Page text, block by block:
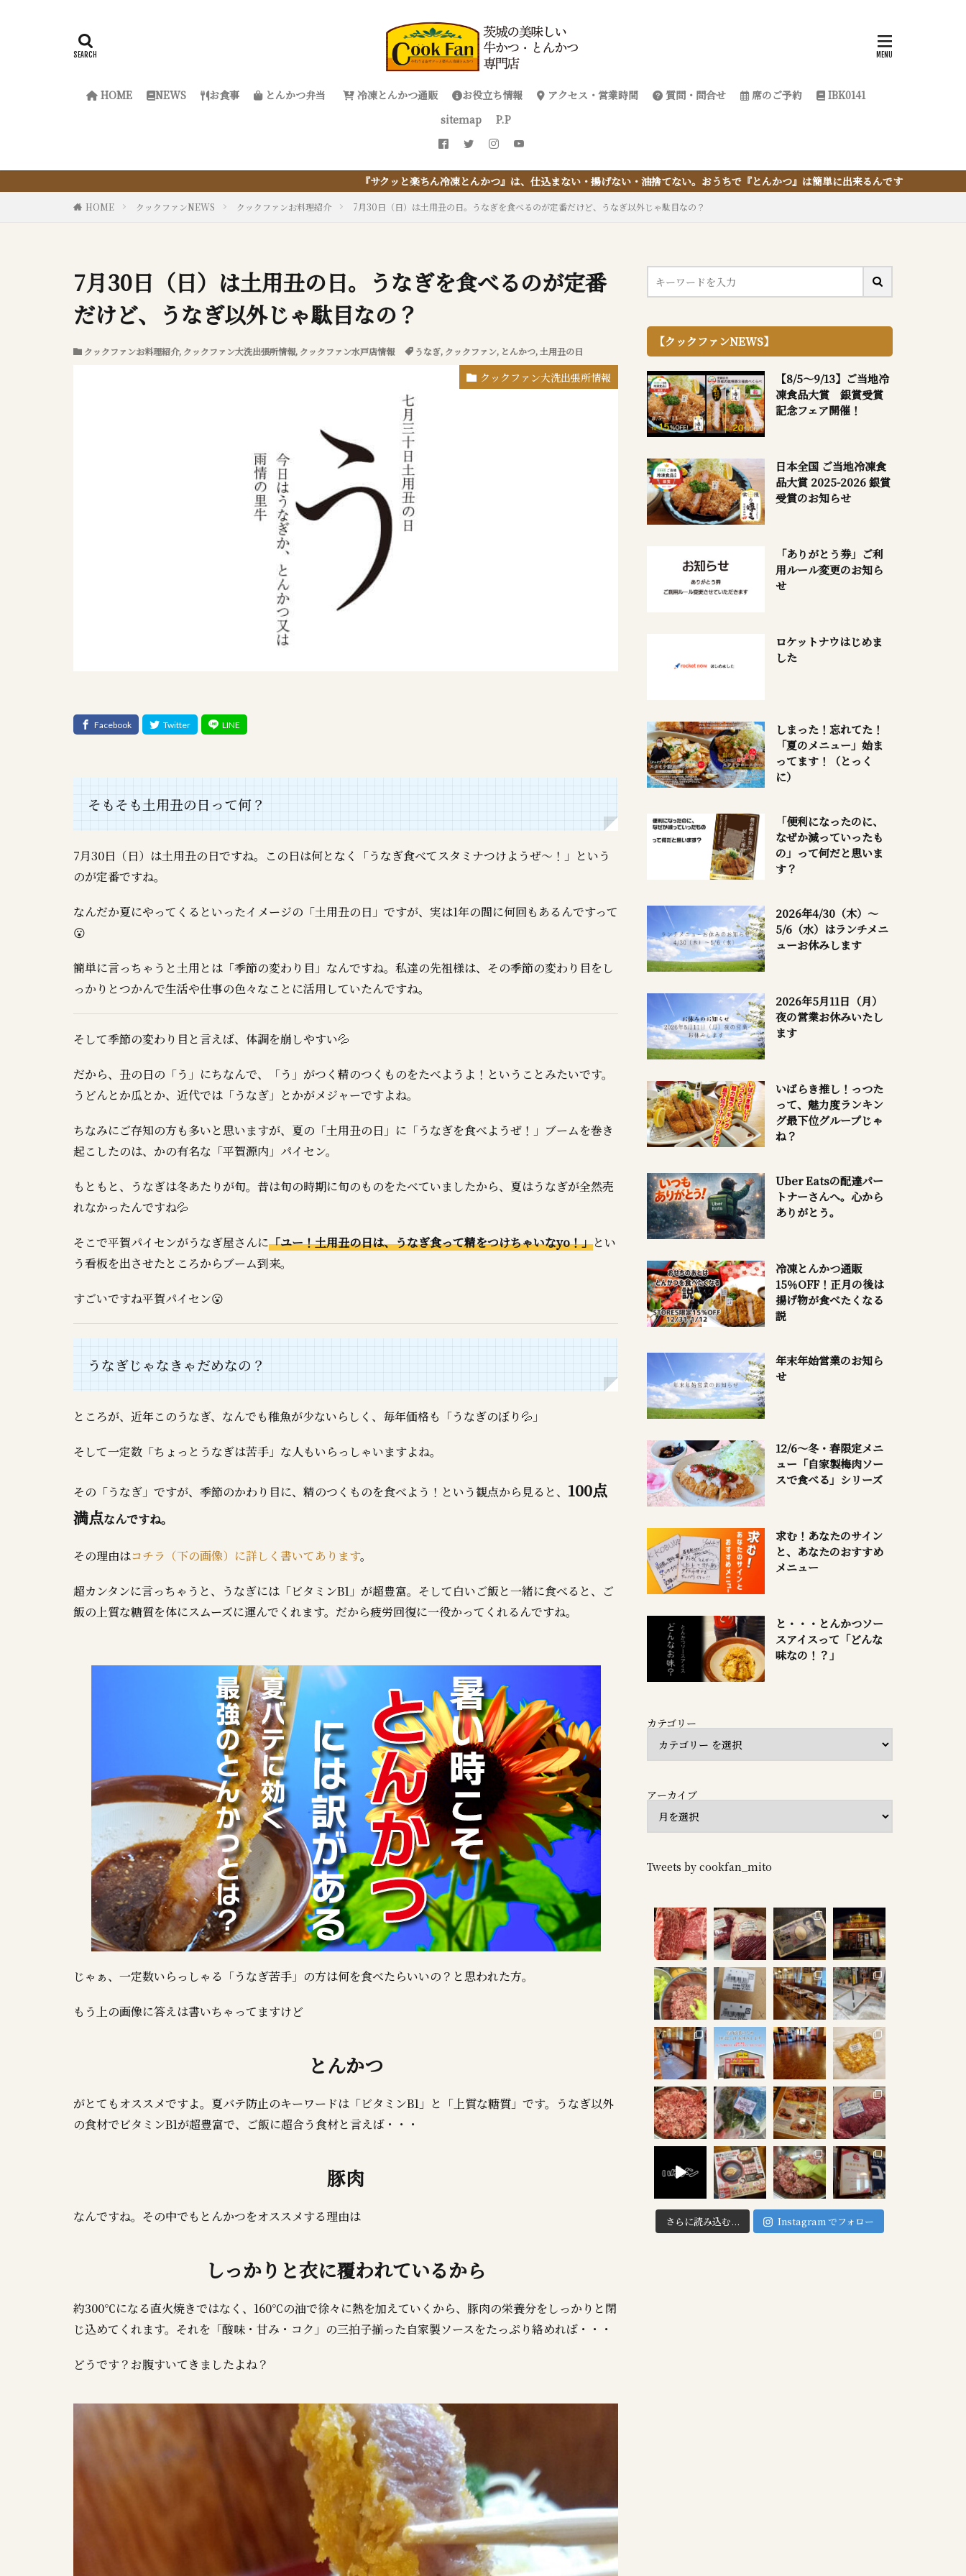
HOME NEWS お食事 とんかつ弁当 冷凍とんかつ通販 お役立ち情報 アクセス・営業時間 質問・問合せ 席のご予約
IBK0141
sitemap
P.P
『サクッと楽ちん冷凍とんかつ』は、仕込まない・揚げない・油捨てない。おうちで『とんかつ』は簡単に出来るんです
HOME クックファンNEWS クックファンお料理紹介 7月30日（日）は土用丑の日。うなぎを食べるのが定番だけど、うなぎ以外じゃ駄目なの？
7月30日（日）は土用丑の日。うなぎを食べるのが定番
だけど、うなぎ以外じゃ駄目なの？
クックファンお料理紹介, クックファン大洗出張所情報, クックファン水戸店情報 うなぎ, クックファン, とんかつ, 土用丑の日
クックファン大洗出張所情報
そもそも土用丑の日って何？
7月30日（日）は土用丑の日ですね。この日は何となく「うなぎ食べてスタミナつけようぜ～！」という
のが定番ですね。
なんだか夏にやってくるといったイメージの「土用丑の日」ですが、実は1年の間に何回もあるんですって
😮
簡単に言っちゃうと土用とは「季節の変わり目」なんですね。私達の先祖様は、その季節の変わり目をし
っかりとつかんで生活や仕事の色々なことに活用していたんですね。
そして季節の変わり目と言えば、体調を崩しやすい💦
だから、丑の日の「う」にちなんで、「う」がつく精のつくものをたべようよ！ということみたいです。
うどんとか瓜とか、近代では「うなぎ」とかがメジャーですよね。
ちなみにご存知の方も多いと思いますが、夏の「土用丑の日」に「うなぎを食べようぜ！」ブームを巻き
起こしたのは、かの有名な「平賀源内」パイセン。
もともと、うなぎは冬あたりが旬。昔は旬の時期に旬のものをたべていましたから、夏はうなぎが全然売
れなかったんですね💦
そこで平賀パイセンがうなぎ屋さんに「ユー！土用丑の日は、うなぎ食って精をつけちゃいなyo！」とい
う看板を出させたところからブーム到来。
すごいですね平賀パイセン😮
うなぎじゃなきゃだめなの？
ところが、近年このうなぎ、なんでも稚魚が少ないらしく、毎年価格も「うなぎのぼり💦」
そして一定数「ちょっとうなぎは苦手」な人もいらっしゃいますよね。
その「うなぎ」ですが、季節のかわり目に、精のつくものを食べよう！という観点から見ると、 100点
満点なんですね。
その理由はコチラ（下の画像）に詳しく書いてあります。
超カンタンに言っちゃうと、うなぎには「ビタミンB1」が超豊富。そして白いご飯と一緒に食べると、ご
飯の上質な糖質を体にスムーズに運んでくれます。だから疲労回復に一役かってくれるんですね。
じゃぁ、一定数いらっしゃる「うなぎ苦手」の方は何を食べたらいいの？と思われた方。
もう上の画像に答えは書いちゃってますけど
とんかつ
がとてもオススメですよ。夏バテ防止のキーワードは「ビタミンB1」と「上質な糖質」です。うなぎ以外
の食材でビタミンB1が超豊富で、ご飯に超合う食材と言えば・・・
豚肉
なんですね。その中でもとんかつをオススメする理由は
しっかりと衣に覆われているから
約300℃になる直火焼きではなく、160℃の油で徐々に熱を加えていくから、豚肉の栄養分をしっかりと閉
じ込めてくれます。それを「酸味・甘み・コク」の三拍子揃った自家製ソースをたっぷり絡めれば・・・
どうです？お腹すいてきましたよね？
【クックファンNEWS】
【8/5～9/13】ご当地冷
凍食品大賞 銀賞受賞
記念フェア開催！
日本全国 ご当地冷凍食
品大賞 2025-2026 銀賞
受賞のお知らせ
「ありがとう券」ご利
用ルール変更のお知ら
せ
ロケットナウはじめま
した
しまった！忘れてた！
「夏のメニュー」始ま
ってます！（とっく
に）
「便利になったのに、
なぜか減っていったも
の」って何だと思いま
す？
2026年4/30（木）～
5/6（水）はランチメニ
ューお休みします
2026年5月11日（月）
夜の営業お休みいたし
ます
いばらき推し！っつた
って、魅力度ランキン
グ最下位グループじゃ
ね？
Uber Eatsの配達パー
トナーさんへ。心から
ありがとう。
冷凍とんかつ通販
15％OFF！正月の後は
揚げ物が食べたくなる
説
年末年始営業のお知ら
せ
12/6～冬・春限定メニ
ュー「自家製梅肉ソー
スで食べる」シリーズ
求む！あなたのサイン
と、あなたのおすすめ
メニュー
と・・・とんかつソー
スアイスって「どんな
味なの！？」
カテゴリー
アーカイブ
Tweets by cookfan_mito
さらに読み込む... Instagram でフォロー